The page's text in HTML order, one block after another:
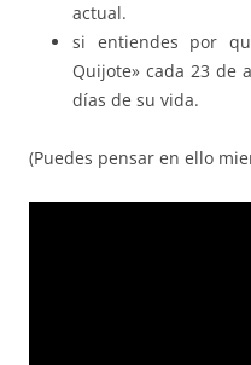
actual.
si entiendes por
Quijote» cada 23 de
días de su vida.
(Puedes pensar en ello